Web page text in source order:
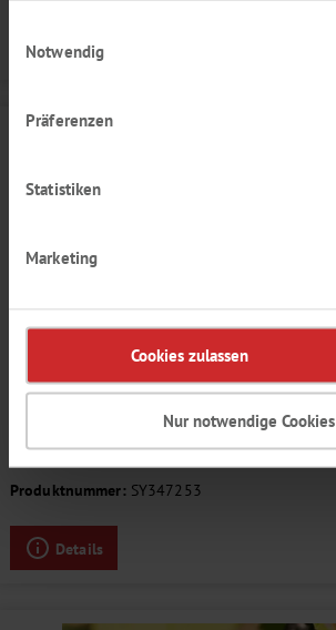
Notwendig
Präferenzen
Statistiken
Marketing
Cookies zulassen
Nur notwendige Cookies
Details
HIMBEER AROMA
saftig, reif, marmeladig
Produktnummer: SY347253
Details